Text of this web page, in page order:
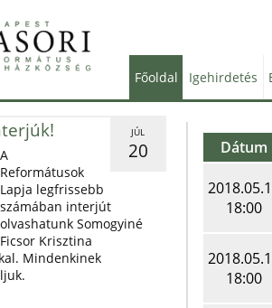
Főoldal Igehirdetés
JÚL
20
A
Reformátusok
Lapja legfrissebb
számában interjút
olvashatunk Somogyiné
Ficsor Krisztina
Mindenkinek
Dátum
18:00
18:00